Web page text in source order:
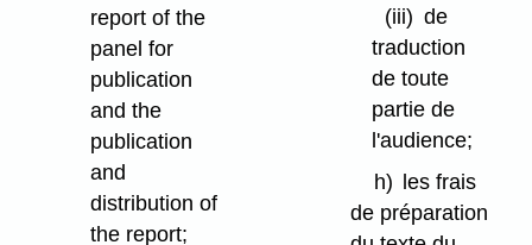
report of the
panel for
publication
and the
publication
and
distribution of
the report;
(iii) de
traduction
de toute
partie de
l'audience;
h)
les frais
de préparation